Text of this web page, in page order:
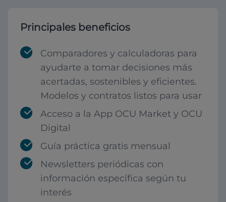
Principales beneficios
Comparadores y calculadoras para
ayudarte a tomar decisiones más
acertadas, sostenibles y eficientes.
Modelos y contratos listos para usar
Acceso a la App OCU Market y OCU
Digital
Guía práctica gratis mensual
Newsletters periódicas con
información específica según tu
interés